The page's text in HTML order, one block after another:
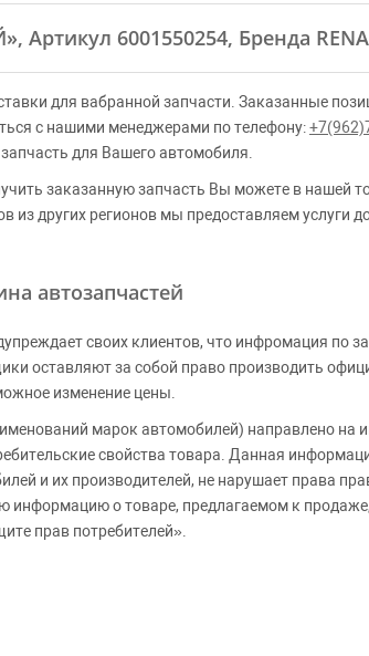
, Артикул 6001550254, Бренда
для вабранной запчасти. Заказанные
с нашими менеджерами по телефону:
для Вашего автомобиля.
заказанную запчасть Вы можете в нашей
из других регионов мы предоставляем
автозапчастей
своих клиентов, что инфромация по
оставляют за собой право производить
изменение цены.
марок автомобилей) направлено на
свойства товара. Данная
и их производителей, не нарушает права
информацию о товаре, предлагаемом к
прав потребителей».